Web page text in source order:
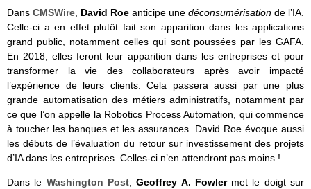
Dans CMSWire David Roe anticipe une déconsumérisation de l’IA.
Celle-ci a en effet plutôt fait son apparition dans les applications
grand public, notamment celles qui sont poussées par les GAFA.
En 2018, elles feront leur apparition dans les entreprises et pour
transformer la vie des collaborateurs après avoir impacté
l’expérience de leurs clients. Cela passera aussi par une plus
grande automatisation des métiers administratifs, notamment par
ce que l’on appelle la Robotics Process Automation, qui commence
à toucher les banques et les assurances. David Roe évoque aussi
les débuts de l’évaluation du retour sur investissement des projets
d’IA dans les entreprises. Celles-ci n’en attendront pas moins !
Dans le Washington Post,Geoffrey A. Fowler met le doigt sur